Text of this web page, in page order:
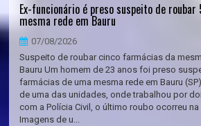
Ex-funcionário é preso suspeito de
mesma rede em Bauru
07/08/2026
Suspeito de roubar cinco farmácias da
Bauru Um homem de 23 anos foi preso
farmácias de uma mesma rede em Bauru
de uma das unidades, onde trabalhou por
com a Polícia Civil, o último roubo ocorreu
Imagens de u...